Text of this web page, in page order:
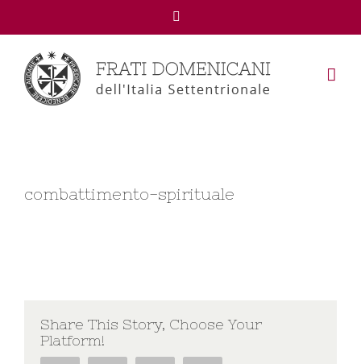
combattimento-spirituale
Share This Story, Choose Your
Platform!